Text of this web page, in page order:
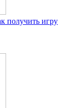
получить игру